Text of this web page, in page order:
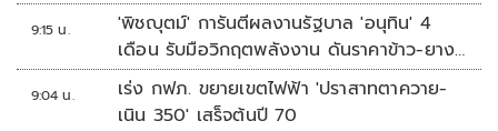
9:15 น.
'พิชญุตม์' การันตีผลงานรัฐบาล 'อนุทิน' 4
เดือน รับมือวิกฤตพลังงาน ดันราคาข้าว-ยาง-
ปาล์ม พุ่งต่อเนื่อง พร้อมอัดมาตรการช่วยลด
ต้นทุน-ขยายตลาดโลก
9:04 น.
เร่ง กฟภ. ขยายเขตไฟฟ้า 'ปราสาทตาควาย-
เนิน 350' เสร็จต้นปี 70